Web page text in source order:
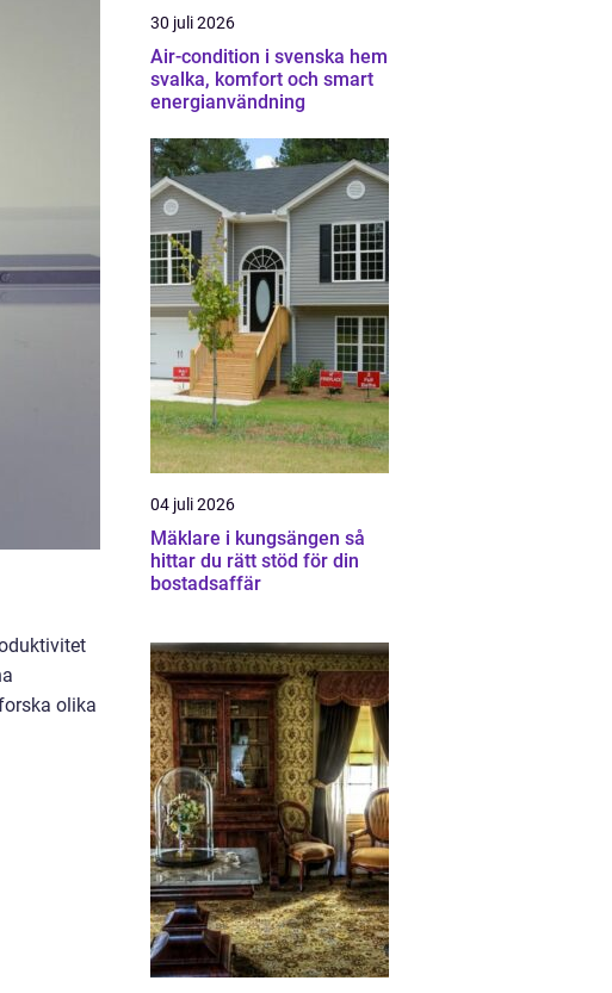
olika
30 juli 2026
Air-condition i svenska hem
svalka, komfort och smart
energianvändning
04 juli 2026
Mäklare i kungsängen så
hittar du rätt stöd för din
bostadsaffär